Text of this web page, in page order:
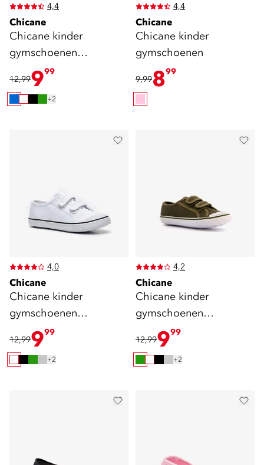
4,4
Chicane
Chicane kinder
gymschoenen
klittenband blauw
12,99999
+2
4,4
Chicane
Chicane kinder
gymschoenen
9,99899
4,0
Chicane
Chicane kinder
gymschoenen
klittenband wit
12,99999
+2
4,2
Chicane
Chicane kinder
gymschoenen
klittenband groen
12,99999
+2